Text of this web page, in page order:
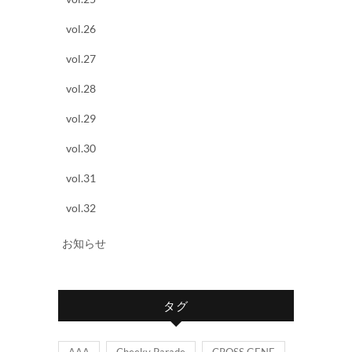
vol.26
vol.27
vol.28
vol.29
vol.30
vol.31
vol.32
お知らせ
タグ